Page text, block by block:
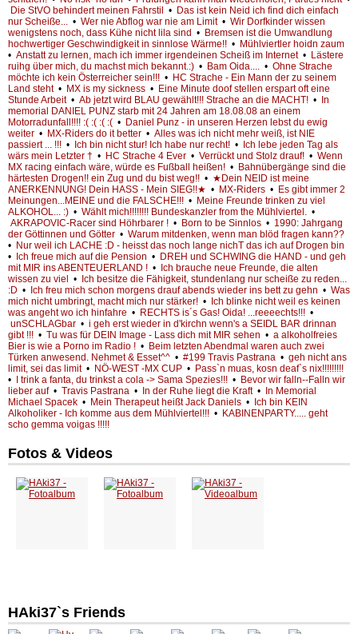
Die StVO behindert meinen Fahrstil • Das ist kein Neid ich find dich einfach
nur Scheiße...
• Wer nie Abflog war nie am Limit • Wir Dorfkinder wissen
wenigstens noch, dass Kühe nicht lila sind • Bremsen ist die Umwandlung
hochwertiger Geschwindigkeit in sinnlose Wärme!! • Mühlviertler hoidn zaum
• Anstatt zu lernen, mach ich immer irgendeinen Scheiß im Internet • Lästere
ruihg über mich, du machst mich bekannt.:) • Bam Oida.... • Ohne Strache
möchte ich kein Österreicher sein!!! • HC Strache - Ein Mann der zu seinem
Land steht • MX is my sickness • Eine Minute doof stellen erspart oft eine
Stunde Arbeit • Ab jetzt wird BLAU gewählt!!! Strache an die MACHT! • In
memorial DANIEL PUNZ starb mit 24 Jahren am 18.08.08 an einem
Motorradunfall!!!! :( :( :( :( • Daniel Punz - in unseren Herzen lebst du ewig
weiter • MX-Riders do it better • Alles was ich nicht mehr weiß, ist NIE
passiert ... !!! • Ich bin nicht stur! Ich habe nur recht! • Ich lebe jeden Tag als
wärs mein Letzter † • HC Strache 4 Ever • Verrückt und Stolz drauf! • Wenn
MX racing einfach wäre, würde es Fußball heißen! • Bahnübergänge sind die
härtesten Drogen!! ein Zug und du bist weg!! • ★Dein NEID ist meine
ANERKENNUNG! Dein HASS - Mein SIEG!!★ • MX-Riders • Es gibt immer 2
Meinungen...MEINE und die FALSCHE!!! • Meine Freunde trinken zu viel
ALKOHOL... :) • Wählt mich!!!!!!!! Bundeskanzler from the Mühlviertel.
•
AKRAPOVIC-Racer sind Höhrbarer ! • Born to be Sinnlos • 1990: Jahrgang
der Göttinnen und Götter • Warum mitdenken, wenn man blöd fragen kann??
• Nur weil ich LACHE :D - heisst das noch lange nichT das ich auf Drogen bin
• Ich freue mich auf die Pension • DREH und SCHWING die HAND - und geh
mit MIR ins ABENTEUERLAND ! • Ich brauche neue Freunde, die alten
wissen zu viel • Ich besitze die Fähigkeit, stundenlang nur scheiße zu reden...
:D • Ich freu mich schon morgens drauf abends wieder ins bett zu gehn • Was
mich nicht umbringt, macht mich nur stärker! • Ich blinke nicht weil es keinen
was angeht wo ich hinfahre • RECHTS is´s Gas! Oida! ...reeeechts!!! •
unSCHLAGbar • i geh erst wieder in d'kirchn wenn's a SEIDL BAR drinnan
gibt !!! • Tu was für DEIN Image - Lass dich mit MIR sehen • a alkoholfreies
Bier is wie a Porno im Radio ! • Beim letzten Abendmal waren auch zwei
Türken anwesend. Nehmet & Esset^^ • #199 Travis Pastrana • geh nicht ans
limit, sei das limit • NÖ-WEST -MX CUP • Pass`n muas, kosn deaf`s nix!!!!!!!!!
• I trink a fanta, du trinkst a cola -> Sama Spezies!!! • Bevor wir falln--Falln wir
lieber auf • Travis Pastrana • In der Ruhe liegt die Kraft • In Memorial
Michael Spacek • Mein Therapeut heißt Jack Daniels • Ich bin KEIN
Alkoholiker - Ich komme aus dem Mühlviertel!!! • KABINENPARTY..... geht
scho gemma voigas !!!!!
Fotos & Videos
HAki37`s Friends